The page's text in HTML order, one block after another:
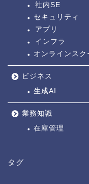
社内SE
セキュリティ
アプリ
インフラ
オンラインスク
ビジネス
生成AI
業務知識
在庫管理
タグ